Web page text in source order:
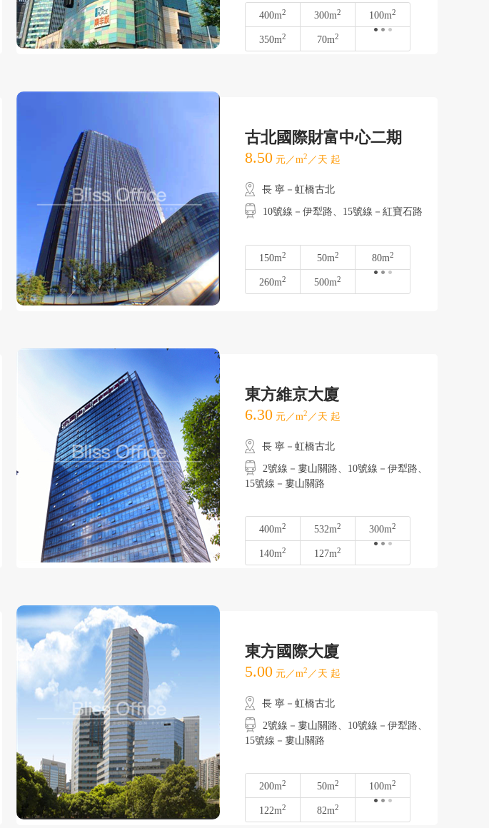
400m2 300m2 100m2
350m2 70m2
古北國際財富中心二期
8.50 元／m2 ／天 起
長 寧－虹橋古北
10號線－伊犁路、15號線－紅寶石路
150m2 50m2 80m2
260m2 500m2
東方維京大廈
6.30 元／m2 ／天 起
長 寧－虹橋古北
2號線－婁山關路、10號線－伊犁路、
15號線－婁山關路
400m2 532m2 300m2
140m2 127m2
東方國際大廈
5.00 元／m2 ／天 起
長 寧－虹橋古北
2號線－婁山關路、10號線－伊犁路、
15號線－婁山關路
200m2 50m2 100m2
122m2 82m2